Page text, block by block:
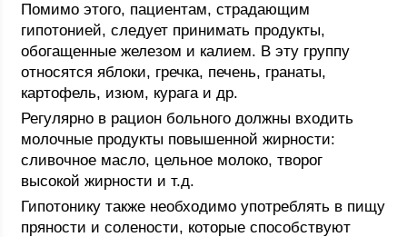
Помимо этого, пациентам, страдающим
гипотонией, следует принимать продукты,
обогащенные железом и калием. В эту группу
относятся яблоки, гречка, печень, гранаты,
картофель, изюм, курага и др.
Регулярно в рацион больного должны входить
молочные продукты повышенной жирности:
сливочное масло, цельное молоко, творог
высокой жирности и т.д.
Гипотонику также необходимо употреблять в пищу
пряности и солености, которые способствуют